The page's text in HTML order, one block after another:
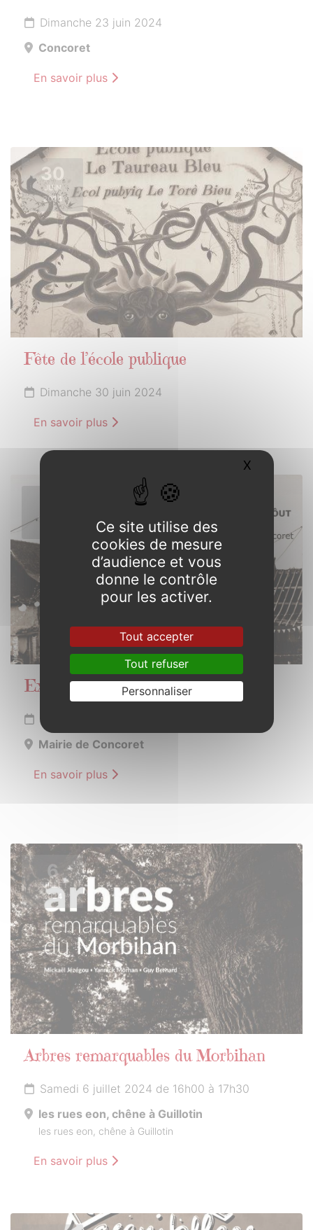
Dimanche 23 juin 2024
Concoret
En savoir plus
30
JUIN
2024
Fête de l’école publique
Dimanche 30 juin 2024
En savoir plus
JUILLET
Exposition photos sur les pileries
Du 1er juillet au 31 août 2024
Mairie de Concoret
En savoir plus
6
JUILLET
2024
Arbres remarquables du Morbihan
Samedi 6 juillet 2024 de 16h00 à 17h30
les rues eon, chêne à Guillotin
les rues eon, chêne à Guillotin
En savoir plus
Ce site utilise des
cookies de mesure
d’audience et vous
donne le contrôle
pour les activer.
Tout accepter
Tout refuser
Personnaliser
X Masquer